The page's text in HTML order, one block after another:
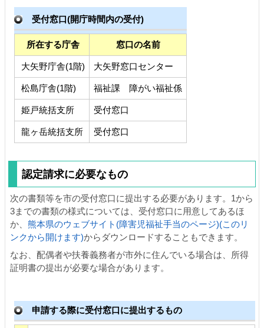
受付窓口(開庁時間内の受付)
所在する庁舎 窓口の名前
大矢野庁舎(1階) 大矢野窓口センター
松島庁舎(1階) 福祉課 障がい福祉係
姫戸統括支所 受付窓口
龍ヶ岳統括支所 受付窓口
認定請求に必要なもの
次の書類等を市の受付窓口に提出する必要があります。1から
3までの書類の様式については、受付窓口に用意してあるほ
か、 熊本県のウェブサイト(障害児福祉手当のページ)(このリ
ンクから開けます)からダウンロードすることもできます。
なお、配偶者や扶養義務者が市外に住んでいる場合は、所得
証明書の提出が必要な場合があります。
申請する際に受付窓口に提出するもの